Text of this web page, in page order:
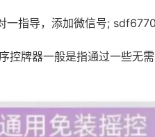
指导，添加微信号; sdf6770
控牌器一般是指通过一些无